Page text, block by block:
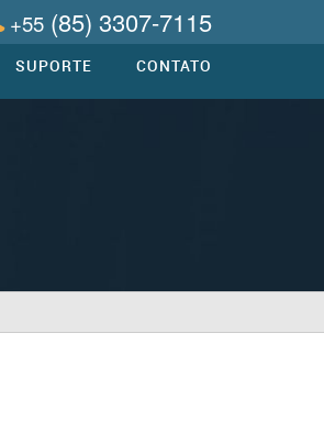
+55 (85) 3307-7115
SUPORTE CONTATO